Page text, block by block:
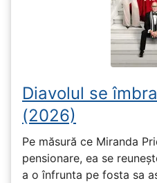
Diavolul se
(2026)
Pe măsură ce Miranda
pensionare, ea se
a o înfrunta pe fosta sa